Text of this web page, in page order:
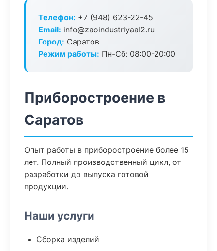
Телефон: +7 (948) 623-22-45
Email: info@zaoindustriyaal2.ru
Город: Саратов
Режим работы: Пн-Сб: 08:00-20:00
Приборостроение в
Саратов
Опыт работы в приборостроение более 15
лет. Полный производственный цикл, от
разработки до выпуска готовой
продукции.
Наши услуги
Сборка изделий